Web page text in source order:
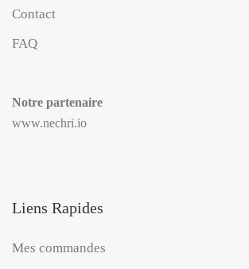
Contact
FAQ
Notre partenaire
www.nechri.io
Liens Rapides
Mes commandes